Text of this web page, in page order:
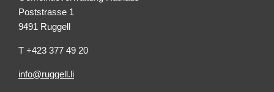
Poststrasse 1
9491 Ruggell
T +423 377 49 20
info@ruggell.li